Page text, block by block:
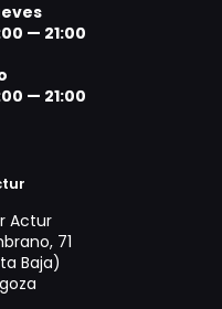
— 21:00
— 21:00
Actur
71
Baja)